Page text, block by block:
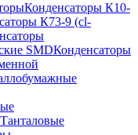
Конденсаторы К10-
К73-9 (cl-
SMDКонденсаторы
Танталовые